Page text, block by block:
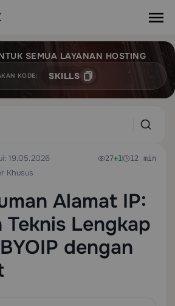
SEMUA LAYANAN HOSTING
KODE: SKILLS
19.05.2026
Khusus
27+1 12 min
Alamat IP:
Teknis Lengkap
dengan